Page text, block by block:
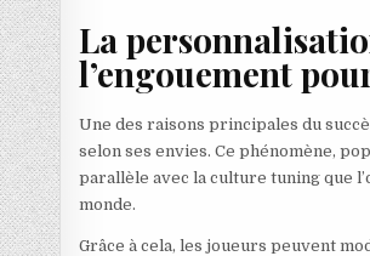
La
l’engouement
Une des raisons principales du
selon ses envies. Ce phénomène,
parallèle avec la culture tuning que
monde.
Grâce à cela, les joueurs peuvent